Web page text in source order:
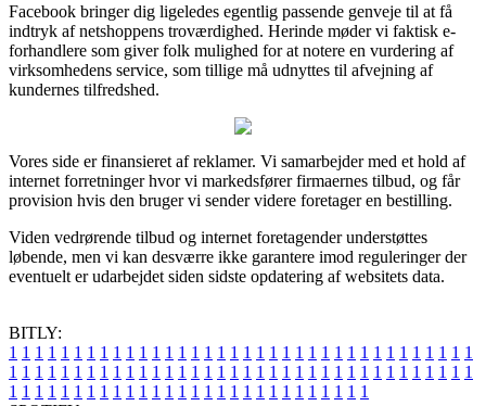
Facebook bringer dig ligeledes egentlig passende genveje til at få
indtryk af netshoppens troværdighed. Herinde møder vi faktisk e-
forhandlere som giver folk mulighed for at notere en vurdering af
virksomhedens service, som tillige må udnyttes til afvejning af
kundernes tilfredshed.
Vores side er finansieret af reklamer. Vi samarbejder med et hold af
internet forretninger hvor vi markedsfører firmaernes tilbud, og får
provision hvis den bruger vi sender videre foretager en bestilling.
Viden vedrørende tilbud og internet foretagender understøttes
løbende, men vi kan desværre ikke garantere imod reguleringer der
eventuelt er udarbejdet siden sidste opdatering af websitets data.
BITLY:
1 1 1 1 1 1 1 1 1 1 1 1 1 1 1 1 1 1 1 1 1 1 1 1 1 1 1 1 1 1 1 1 1 1 1 1
1 1 1 1 1 1 1 1 1 1 1 1 1 1 1 1 1 1 1 1 1 1 1 1 1 1 1 1 1 1 1 1 1 1 1 1
1 1 1 1 1 1 1 1 1 1 1 1 1 1 1 1 1 1 1 1 1 1 1 1 1 1 1 1